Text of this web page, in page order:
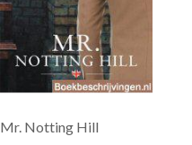
Mr. Notting Hill